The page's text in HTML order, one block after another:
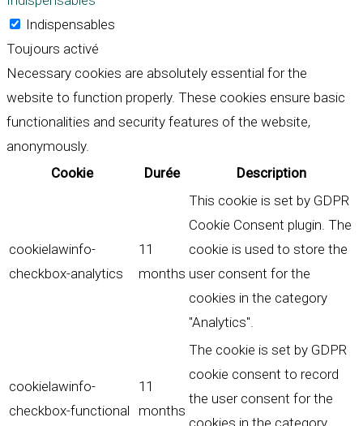
Indispensables
Toujours activé
Necessary cookies are absolutely essential for the
website to function properly. These cookies ensure basic
functionalities and security features of the website,
anonymously.
Cookie
Durée Description
cookielawinfo-
checkbox-analytics
11
months
This cookie is set by GDPR
Cookie Consent plugin. The
cookie is used to store the
user consent for the
cookies in the category
"Analytics".
cookielawinfo-
checkbox-functional
11
months
The cookie is set by GDPR
cookie consent to record
the user consent for the